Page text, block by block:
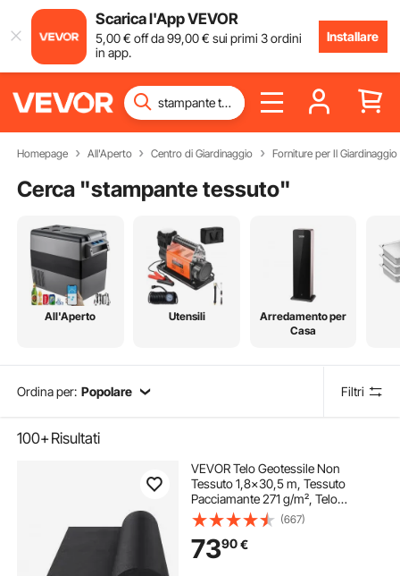
Scarica l'App VEVOR
5,00€ off da99,00€ sui primi 3 ordini
in app.
Installare
Homepage All'Aperto Centro di Giardinaggio Forniture per Il Giardinaggio
Cerca "stampante tessuto"
All'Aperto Utensili
Arredamento per
Casa
Ordina per: Popolare Filtri
100+Risultati
VEVOR Telo Geotessile Non
Tessuto 1,8x30,5 m, Tessuto
Pacciamante 271 g/m², Telo
Pacciamatura Anti Erbacce per
Sistemi di Drenaggio,
Paesaggistica, Copertura Non
Tessuto Geotessile del Terreno,
(667)
7390€